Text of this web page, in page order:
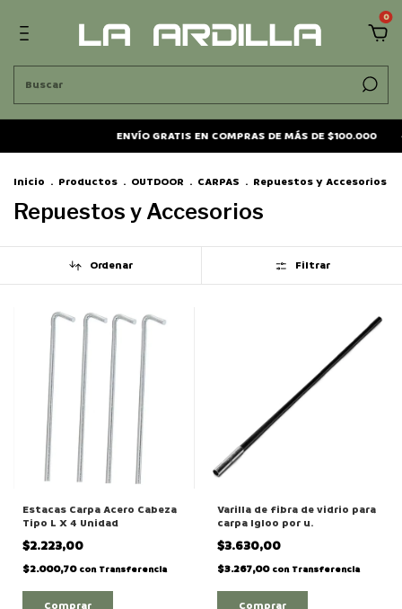
0
ENVÍO GRATIS EN COMPRAS DE MÁS DE $100.000
Inicio . Productos . OUTDOOR . CARPAS . Repuestos y Accesorios
Repuestos y Accesorios
Ordenar Filtrar
Estacas Carpa Acero Cabeza
Tipo L X 4 Unidad
$2.223,00
$2.000,70 con Transferencia
Varilla de fibra de vidrio para
carpa Igloo por u.
$3.630,00
$3.267,00 con Transferencia
Comprar